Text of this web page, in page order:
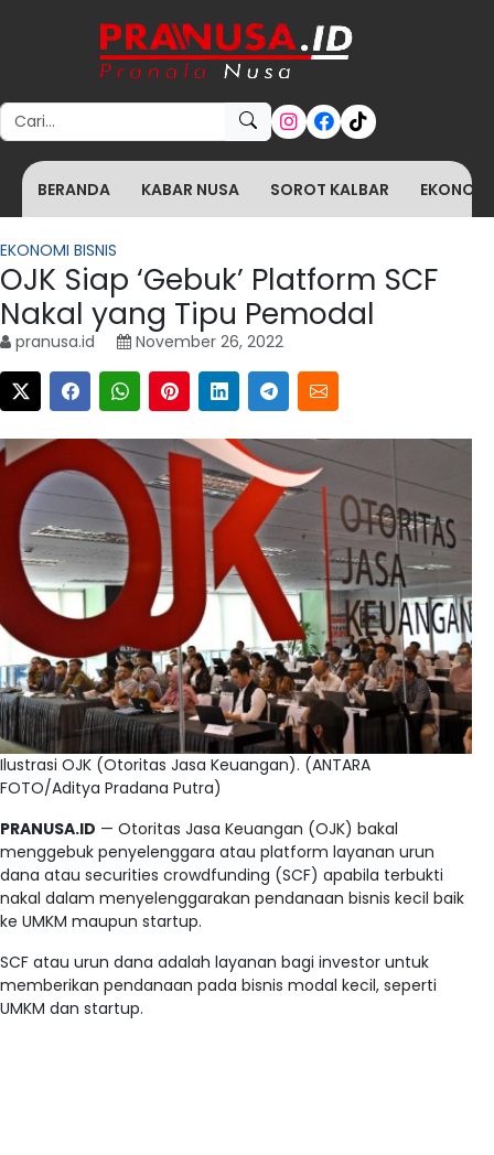
Search for:
BERANDA KABAR NUSA SOROT KALBAR
EKONOMI BISNIS
OJK Siap ‘Gebuk’ Platform SCF
Nakal yang Tipu Pemodal
pranusa.id November 26, 2022
Ilustrasi OJK (Otoritas Jasa Keuangan). (ANTARA
FOTO/Aditya Pradana Putra)
PRANUSA.ID — Otoritas Jasa Keuangan (OJK) bakal
menggebuk penyelenggara atau platform layanan urun
dana atau securities crowdfunding (SCF) apabila terbukti
nakal dalam menyelenggarakan pendanaan bisnis kecil baik
ke UMKM maupun startup.
SCF atau urun dana adalah layanan bagi investor untuk
memberikan pendanaan pada bisnis modal kecil, seperti
UMKM dan startup.